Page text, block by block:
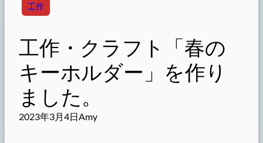
工作
工作・クラフト「春の
キーホルダー」を作り
ました。
2023年3月4日Amy